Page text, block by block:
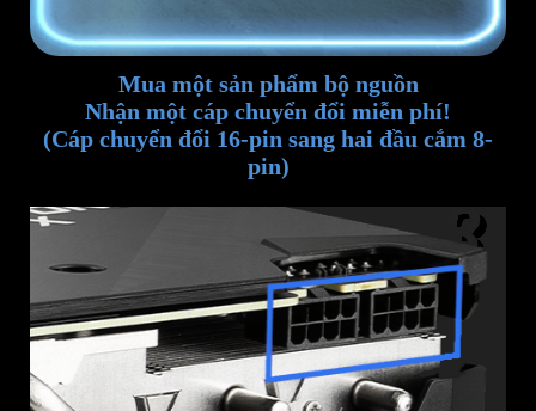
Mua một sản phẩm bộ nguồn
Nhận một cáp chuyển đổi miễn phí!
(Cáp chuyển đổi 16-pin sang hai đầu cắm 8-
pin)
3